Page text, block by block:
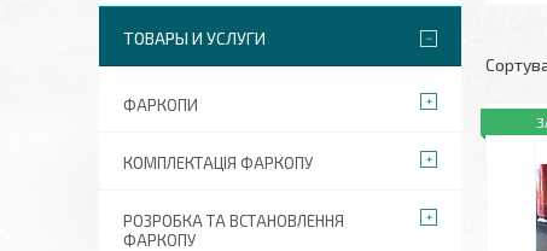
ТОВАРЫ И УСЛУГИ
ФАРКОПИ
КОМПЛЕКТАЦІЯ ФАРКОПУ
РОЗРОБКА ТА ВСТАНОВЛЕННЯ
ФАРКОПУ